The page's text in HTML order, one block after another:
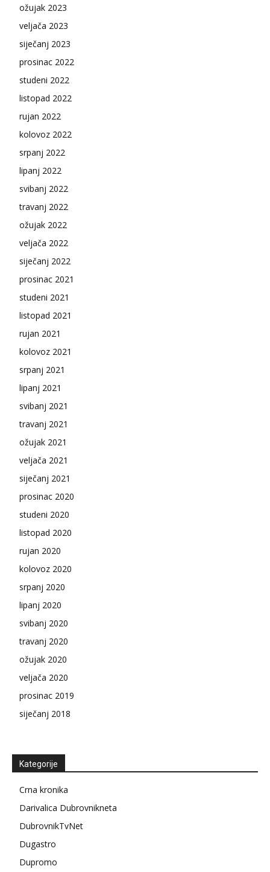
ožujak 2023
veljača 2023
siječanj 2023
prosinac 2022
studeni 2022
listopad 2022
rujan 2022
kolovoz 2022
srpanj 2022
lipanj 2022
svibanj 2022
travanj 2022
ožujak 2022
veljača 2022
siječanj 2022
prosinac 2021
studeni 2021
listopad 2021
rujan 2021
kolovoz 2021
srpanj 2021
lipanj 2021
svibanj 2021
travanj 2021
ožujak 2021
veljača 2021
siječanj 2021
prosinac 2020
studeni 2020
listopad 2020
rujan 2020
kolovoz 2020
srpanj 2020
lipanj 2020
svibanj 2020
travanj 2020
ožujak 2020
veljača 2020
prosinac 2019
siječanj 2018
Kategorije
Crna kronika
Darivalica Dubrovnikneta
DubrovnikTvNet
Dugastro
Dupromo